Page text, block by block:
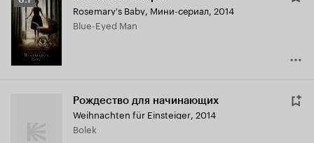
Кинопоиска
6.1
Rosemary's Baby, Мини-сериал, 2014
Blue-Eyed Man
Рождество для начинающих
Weihnachten für Einsteiger, 2014
Bolek